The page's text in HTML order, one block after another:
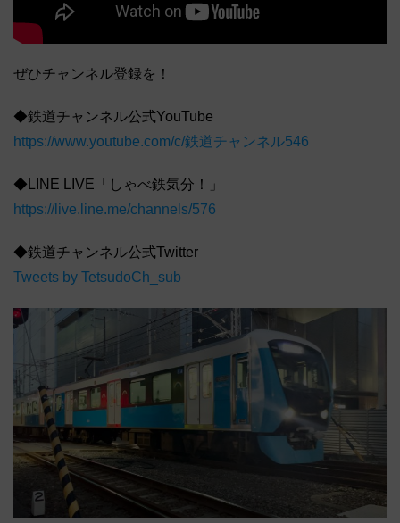
ぜひチャンネル登録を！
◆鉄道チャンネル公式YouTube
https://www.youtube.com/c/鉄道チャンネル546
◆LINE LIVE「しゃべ鉄気分！」
https://live.line.me/channels/576
◆鉄道チャンネル公式Twitter
Tweets by TetsudoCh_sub